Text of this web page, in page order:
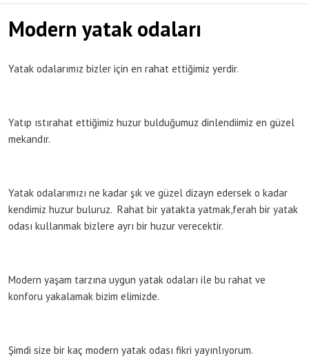
Modern yatak odaları
Yatak odalarımız bizler için en rahat ettiğimiz yerdir.
Yatıp ıstırahat ettiğimiz huzur bulduğumuz dinlendiimiz en güzel
mekandır.
Yatak odalarımızı ne kadar şık ve güzel dizayn edersek o kadar
kendimiz huzur buluruz. Rahat bir yatakta yatmak,ferah bir yatak
odası kullanmak bizlere ayrı bir huzur verecektir.
Modern yaşam tarzına uygun yatak odaları ile bu rahat ve
konforu yakalamak bizim elimizde.
Şimdi size bir kaç modern yatak odası fikri yayınlıyorum.